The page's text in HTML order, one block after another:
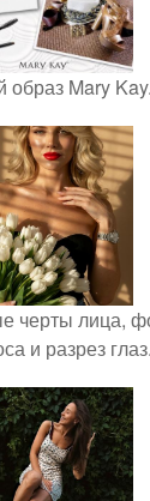
Mary Kay.
черты лица,
и разрез глаз.